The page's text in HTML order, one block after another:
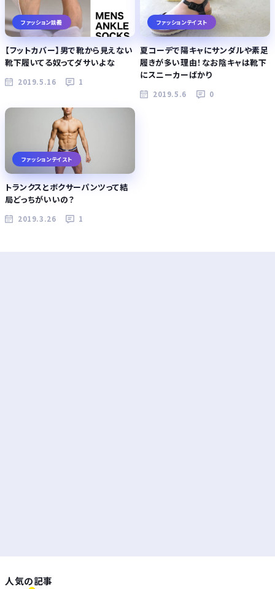
ファッション談義
【フットカバー】男で靴から見えない
靴下履いてる奴ってダサいよな
2019.5.16 1
ファッションテイスト
夏コーデで陽キャにサンダルや素足
履きが多い理由！なお陰キャは靴下
にスニーカーばかり
2019.5.6 0
ファッションテイスト
トランクスとボクサーパンツって結
局どっちがいいの？
2019.3.26 1
人気の記事